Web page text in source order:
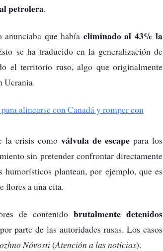
petrolera.
que había eliminado al 43% la
se ha traducido en la generalización de
el territorio ruso, algo que originalmente
Ucrania.
alinearse con Canadá y romper con
la crisis como válvula de escape para los
sin pretender confrontar directamente
humorísticos plantean, por ejemplo, que es
flores a una cita.
de contenido brutalmente detenidos
parte de las autoridades rusas. Los casos
Nóvosti(Atención a las noticias).